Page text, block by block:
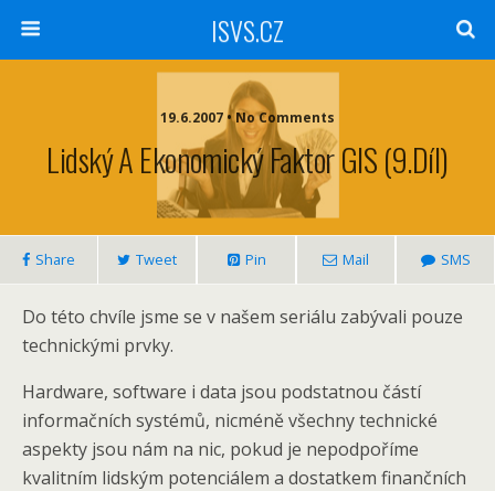
ISVS.CZ
19.6.2007 • No Comments
Lidský A Ekonomický Faktor GIS (9.díl)
Share Tweet Pin Mail SMS
Do této chvíle jsme se v našem seriálu zabývali pouze
technickými prvky.
Hardware, software i data jsou podstatnou částí
informačních systémů, nicméně všechny technické
aspekty jsou nám na nic, pokud je nepodpoříme
kvalitním lidským potenciálem a dostatkem finančních